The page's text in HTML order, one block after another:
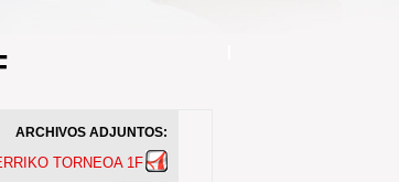
ARCHIVOS ADJUNTOS:
TORNEOA 1F